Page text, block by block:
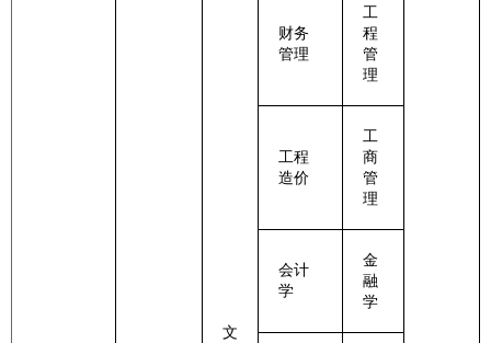
文
财务
管理
工
程
管
理
工程
造价
工
商
管
理
会计
学
金
融
学